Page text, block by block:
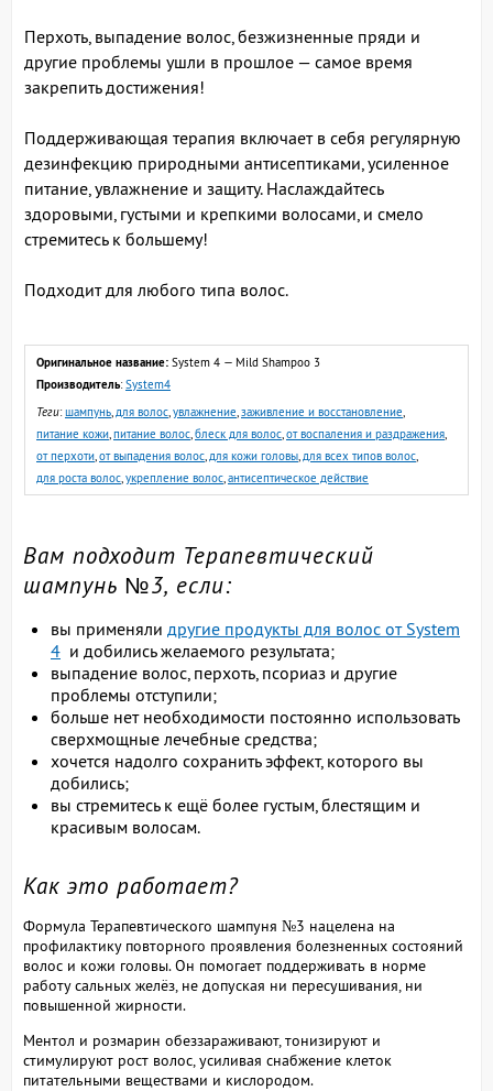
Перхоть, выпадение волос, безжизненные пряди и
другие проблемы ушли в прошлое — самое время
закрепить достижения!
Поддерживающая терапия включает в себя регулярную
дезинфекцию природными антисептиками, усиленное
питание, увлажнение и защиту. Наслаждайтесь
здоровыми, густыми и крепкими волосами, и смело
стремитесь к большему!
Подходит для любого типа волос.
Оригинальное название: System 4 — Mild Shampoo 3
Производитель:System4
Теги:шампунь,для волос,увлажнение,заживление и восстановление,
питание кожи,питание волос,блеск для волос,от воспаления и раздражения,
от перхоти,от выпадения волос,для кожи головы,для всех типов волос,
для роста волос,укрепление волос,антисептическое действие
Вам подходит Терапевтический
шампунь №3, если:
вы применяли другие продукты для волос от System
4 и добились желаемого результата;
выпадение волос, перхоть, псориаз и другие
проблемы отступили;
больше нет необходимости постоянно использовать
сверхмощные лечебные средства;
хочется надолго сохранить эффект, которого вы
добились;
вы стремитесь к ещё более густым, блестящим и
красивым волосам.
Как это работает?
Формула Терапевтического шампуня №3 нацелена на
профилактику повторного проявления болезненных состояний
волос и кожи головы. Он помогает поддерживать в норме
работу сальных желёз, не допуская ни пересушивания, ни
повышенной жирности.
Ментол и розмарин обеззараживают, тонизируют и
стимулируют рост волос, усиливая снабжение клеток
питательными веществами и кислородом.